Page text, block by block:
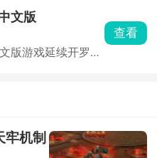
收集重要的资源，
珍妮的芳心，从而
妮一起探索冒险，
们的爱巢。
文版
版游戏延续开罗经
宇宙空间内自由探
星球，在星际中建
收获宇宙里的小惊
查看
牢机制